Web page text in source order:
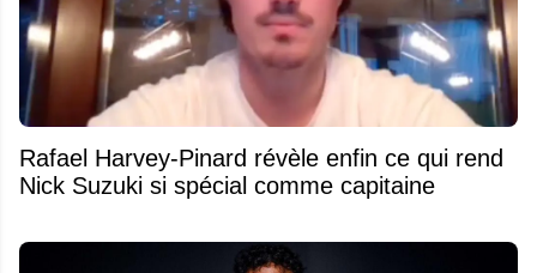
Rafael Harvey-Pinard révèle enfin ce qui rend
Nick Suzuki si spécial comme capitaine